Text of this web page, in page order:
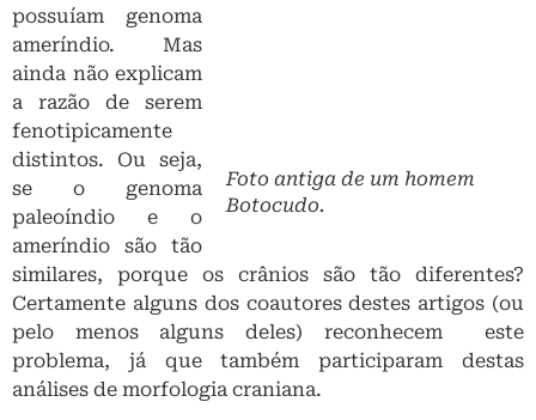
de serem fenotipicamente distintos. Ou seja, se o
genoma paleoíndio e o ameríndio são tão similares,
porque os crânios são tão diferentes? Certamente
alguns dos coautores destes artigos (ou pelo menos
alguns deles) reconhecem este problema, já que
também participaram destas análises de morfologia
craniana.
Afinal, nem sempre genética e morfologia craniana
vão fornecer dados equivalentes (e não precisam). A
forma do crânio é apenas um dos traços fenotípicos
proporcionados pelo genótipo. Veja só o exemplo
que os Botocudos nos proporcionam: Eles
eram culturalmente ameríndios, apresentavam a
morfologia africana/melanésia, e ainda tinham